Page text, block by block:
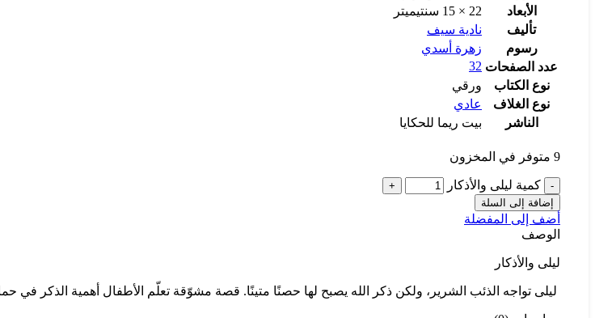
الأبعاد
22 × 15 سنتيميتر
تأليف
نادية سيف
رسوم
زهرة أسدي
عدد الصفحات 32
نوع الكتاب
ورقي
نوع الغلاف
عادي
الناشر
بيت ريما للحكايا
9 متوفر في المخزون
كمية ليلى والأذكار
إضافة إلى السلة
أضف إلى المفضلة
الوصف
ليلى والأذكار
ليلى تواجه الذئب الشرير، ولكن ذكر الله يصبح لها حصنًا متينًا. قصة مشوّقة تعلّم الأطفال أهمية الذكر في